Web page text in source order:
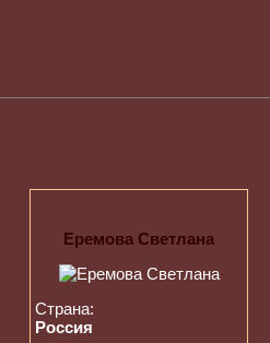
Еремова Светлана
Страна:
Россия